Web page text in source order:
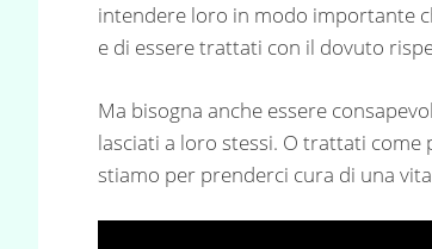
intendere loro in modo importante
e di essere trattati con il dovuto
Ma bisogna anche essere
lasciati a loro stessi. O trattati
stiamo per prenderci cura di una